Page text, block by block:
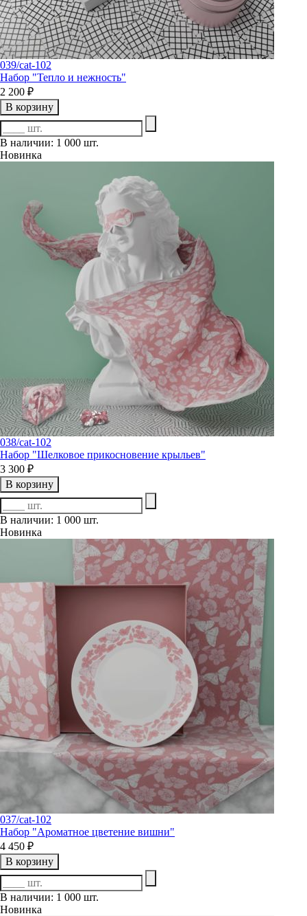
039/cat-102
Набор "Тепло и нежность"
2 200 ₽
В корзину
В наличии: 1 000 шт.
Новинка
038/cat-102
Набор "Шелковое прикосновение крыльев"
3 300 ₽
В корзину
В наличии: 1 000 шт.
Новинка
037/cat-102
Набор "Ароматное цветение вишни"
4 450 ₽
В корзину
В наличии: 1 000 шт.
Новинка